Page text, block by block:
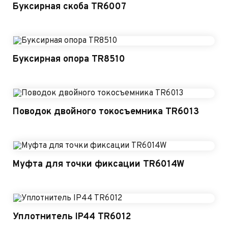
Буксирная скоба TR6007
Буксирная опора TR8510
Поводок двойного токосъемника TR6013
Муфта для точки фиксации TR6014W
Уплотнитель IP44 TR6012